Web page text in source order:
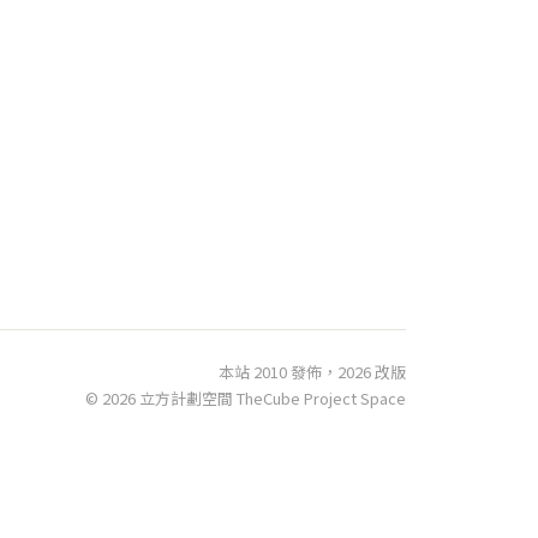
本站 2010 發佈，2026 改版
© 2026 立方計劃空間 TheCube Project Space